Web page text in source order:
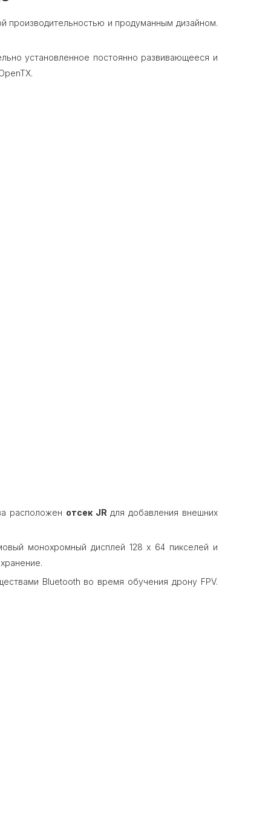
производительностью и продуманным дизайном.
установленное постоянно развивающееся и
расположен отсек JR для добавления внешних
монохромный дисплей 128 х 64 пикселей и
Bluetooth во время обучения дрону FPV.